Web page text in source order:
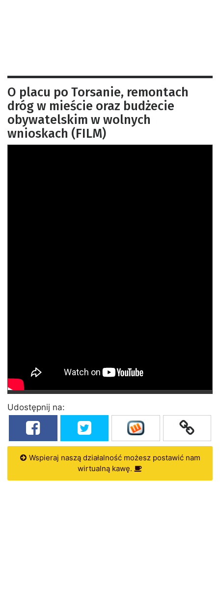
O placu po Torsanie, remontach
dróg w mieście oraz budżecie
obywatelskim w wolnych
wnioskach (FILM)
Udostępnij na:
Wspieraj naszą działalność możesz postawić nam
wirtualną kawę.